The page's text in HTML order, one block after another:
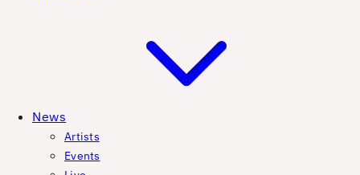
News
Artists
Events